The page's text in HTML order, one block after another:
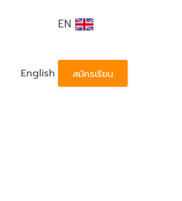
English
EN
สมัครเรียน